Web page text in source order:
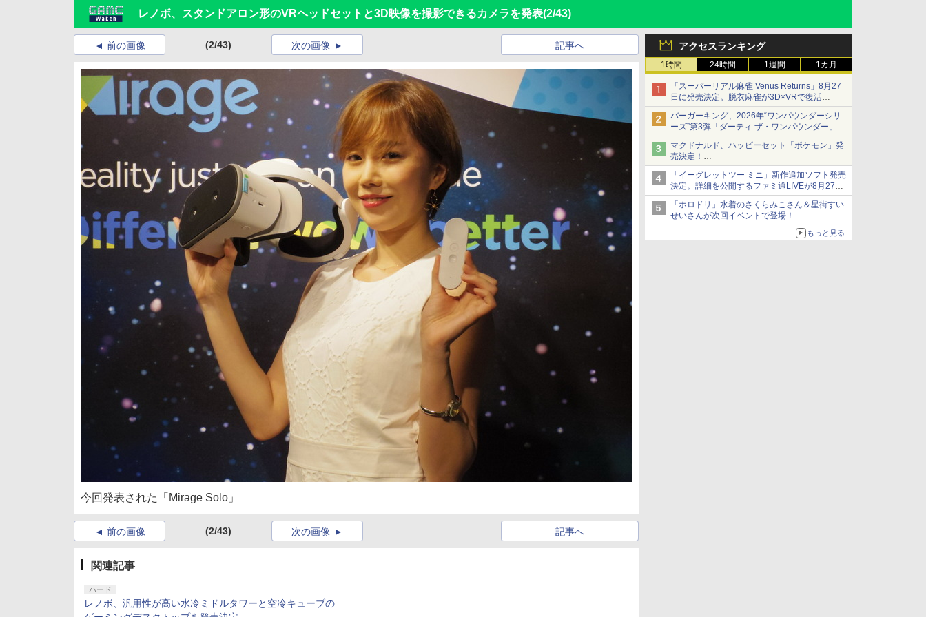
レノボ、スタンドアロン形のVRヘッドセットと3D映像を撮影できるカメラを発表(2/43)
アクセスランキング
1時間 24時間 1週間 1カ月
「スーパーリアル麻雀 Venus Returns」8月27
日に発売決定。脱衣麻雀が3D×VRで復活
発売から2週間は20%オフになるセールが実施
バーガーキング、2026年“ワンパウンダーシリ
ーズ”第3弾「ダーティ ザ・ワンパウンダー」を
8月7日発売
「特製ガーリックマヨソース」を使用した超大
型チーズバーガー
マクドナルド、ハッピーセット「ポケモン」発
売決定！
ポケモン30周年記念で30匹が大集合
「イーグレットツー ミニ」新作追加ソフト発売
決定。詳細を公開するファミ通LIVEが8月27日
20時から配信
シリーズ累計100タイトルへ
「ホロドリ」水着のさくらみこさん＆星街すい
せいさんが次回イベントで登場！
もっと見る
前の画像 (2/43) 次の画像 記事へ
今回発表された「Mirage Solo」
前の画像 (2/43) 次の画像 記事へ
関連記事
ハード
レノボ、汎用性が高い水冷ミドルタワーと空冷キューブの